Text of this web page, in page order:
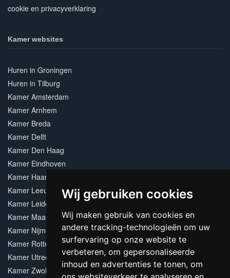
Wij gebruiken cookies
Wij maken gebruik van cookies en
andere tracking-technologieën om uw
surfervaring op onze website te
verbeteren, om gepersonaliseerde
inhoud en advertenties te tonen, om
cookie en privacyverklaring
Kamer websites
Huren in Groningen
Huren in Tilburg
Kamer Amsterdam
Kamer Arnhem
Kamer Breda
Kamer Delft
Kamer Den Haag
Kamer Eindhoven
Kamer Haarlem
Kamer Leeuwarden
Kamer Leiden
Kamer Maastricht
Kamer Nijmegen
Kamer Rotterdam
Kamer Utrecht
Kamer Zwolle